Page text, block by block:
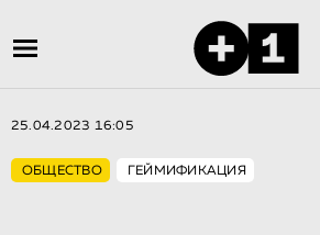
25.04.2023 16:05
ОБЩЕСТВО ГЕЙМИФИКАЦИЯ